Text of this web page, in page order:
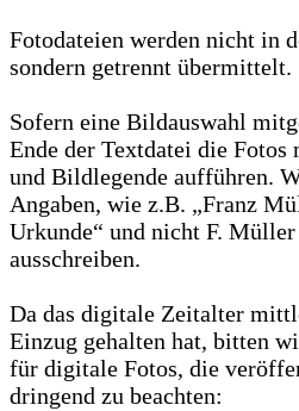
Fotodateien werden nicht in
sondern getrennt übermittelt.
Sofern eine Bildauswahl
Ende der Textdatei die
und Bildlegende aufführen.
Angaben, wie z.B. „Franz
Urkunde“ und nicht F.
ausschreiben.
Da das digitale Zeitalter
Einzug gehalten hat, bitten
für digitale Fotos, die
dringend zu beachten: